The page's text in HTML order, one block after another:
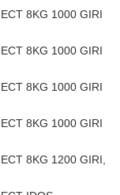
8KG 1000 GIRI
8KG 1000 GIRI
8KG 1000 GIRI
8KG 1000 GIRI
8KG 1200 GIRI,